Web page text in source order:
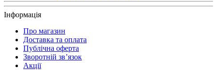
Інформація
Про магазин
Доставка та оплата
Публічна оферта
Зворотній зв’язок
Акції